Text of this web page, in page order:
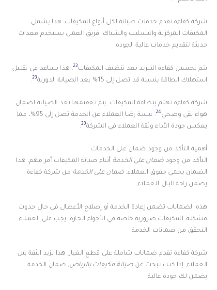
شركة كفاءة تقدم خدمات صيانة لكل أنواع المكيفات. هذا يشمل
المكيفات المركزية والسبليت والشباك. فريق العمل يستخدم معدات
حديثة لتقديم خدمات عالية الجودة.
يتم تحسين كفاءة التبريد بعد تنظيف المكيفات23. هذا يساعد في تقليل
استهلاك الطاقة بنسبة قد تصل إلى 15% بعد الصيانة الدورية
23
.
شركة كفاءة تهتم بنظافة المكيفات. يتم تعقيمها بعد الصيانة لضمان
هواء نقى وصحي24
. نسبة رضا العملاء عن الخدمة تصل إلى 95%، مما
يعكس جودة الأداء وثقة العملاء في الشركة23
.
أهمية التأكد من وجود ضمان على الخدمات
التأكد من وجود ضمان على الخدمة أثناء صيانة المكيفات أمر مهم. هذا
الضمان يحمي حقوق العملاء. ضمان على الخدمة من شركة كفاءة
يضمن راحة البال للعملاء.
هذه الضمانات تضمن إعادة الخدمة أو إصلاح الأعطال في حال حدوث
مشكلة. المكيفات ضرورية خاصة في الأجواء الحارة. يجب على العملاء
التحقق من ضمانات الخدمة.
شركة كفاءة تقدم ضمانات شاملة على قطع الغيار. هذا يزيد الثقة بين
العملاء. إذا كنت تبحث عن صيانة مكيفات بالرياض, ضمان الخدمة
يضمن لك جودة عالية.